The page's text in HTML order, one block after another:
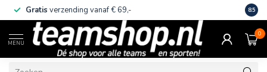
Gratis verzending vanaf € 69,- Eigen
8.5
MENU
0